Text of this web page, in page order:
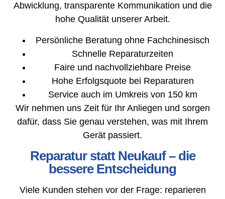
Abwicklung, transparente Kommunikation und die
hohe Qualität unserer Arbeit.
Persönliche Beratung ohne Fachchinesisch
Schnelle Reparaturzeiten
Faire und nachvollziehbare Preise
Hohe Erfolgsquote bei Reparaturen
Service auch im Umkreis von 150 km
Wir nehmen uns Zeit für Ihr Anliegen und sorgen
dafür, dass Sie genau verstehen, was mit Ihrem
Gerät passiert.
Reparatur statt Neukauf – die
bessere Entscheidung
Viele Kunden stehen vor der Frage: reparieren